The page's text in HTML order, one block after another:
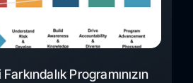
Programınızın